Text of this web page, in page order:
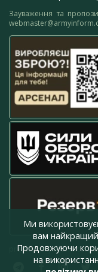
Зауваження та
Ми
вам
Продовжуючи
на